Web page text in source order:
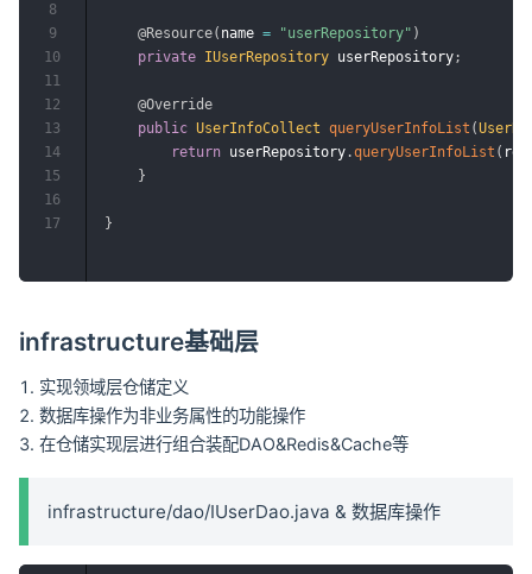
@Resource( name = "userRepository" )
private IUserRepository userRepository;
@Override
public UserInfoCollect queryUserInfoList (
return userRepository .queryUserInfoList ( req
}
}
8
9
10
11
12
13
14
15
16
17
infrastructure基础层
实现领域层仓储定义
数据库操作为非业务属性的功能操作
在仓储实现层进行组合装配DAO&Redis&Cache等
infrastructure/dao/IUserDao.java & 数据库操作